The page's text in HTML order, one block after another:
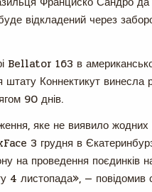
відкладений через
Bellator 163 в
штату Коннектикут винесла
90 днів.
яке не виявило жодних
3 грудня в
на проведення поєдинків
4 листопада», — повідомив